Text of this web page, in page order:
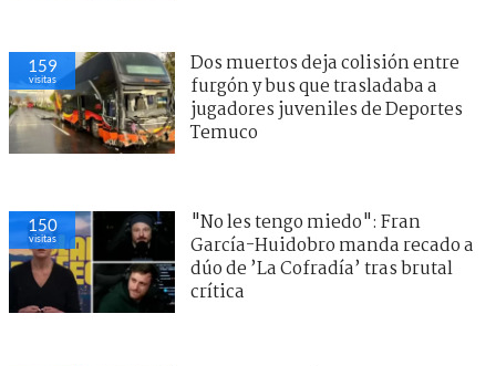
159
visitas
Dos muertos deja colisión entre
furgón y bus que trasladaba a
jugadores juveniles de Deportes
Temuco
150
visitas
"No les tengo miedo": Fran
García-Huidobro manda recado a
dúo de ’La Cofradía’ tras brutal
crítica